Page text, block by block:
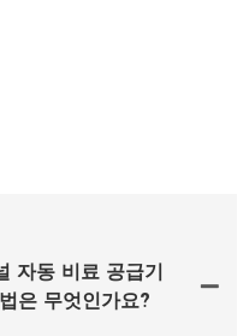
자동 비료 공급기
은 무엇인가요?